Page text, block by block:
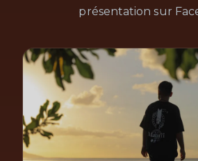
présentation sur